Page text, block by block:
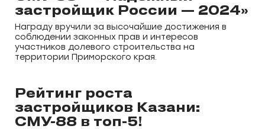
застройщик России — 2024»
Награду вручили за высочайшие достижения в
соблюдении законных прав и интересов
участников долевого строительства на
территории Приморского края.
Рейтинг роста
застройщиков Казани:
СМУ-88 в топ-5!